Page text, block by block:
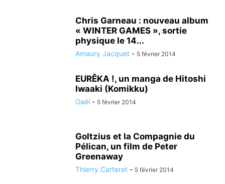
Chris Garneau : nouveau album
« WINTER GAMES », sortie
physique le 14...
Amaury Jacquet - 5 février 2014
EURÊKA !, un manga de Hitoshi
Iwaaki (Komikku)
Gaël - 5 février 2014
Goltzius et la Compagnie du
Pélican, un film de Peter
Greenaway
Thierry Carteret - 5 février 2014